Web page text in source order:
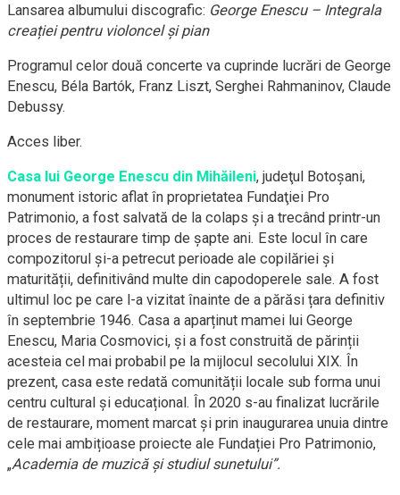
Lansarea albumului discografic: George Enescu – Integrala
creației pentru violoncel și pian
Programul celor două concerte va cuprinde lucrări de George
Enescu, Béla Bartók, Franz Liszt, Serghei Rahmaninov, Claude
Debussy.
Acces liber.
Casa lui George Enescu din Mihăileni, judeţul Botoșani,
monument istoric aflat în proprietatea Fundaţiei Pro
Patrimonio, a fost salvată de la colaps şi a trecând printr-un
proces de restaurare timp de şapte ani. Este locul în care
compozitorul și-a petrecut perioade ale copilăriei și
maturității, definitivând multe din capodoperele sale. A fost
ultimul loc pe care l-a vizitat înainte de a părăsi țara definitiv
în septembrie 1946. Casa a aparținut mamei lui George
Enescu, Maria Cosmovici, și a fost construită de părinții
acesteia cel mai probabil pe la mijlocul secolului XIX. În
prezent, casa este redată comunității locale sub forma unui
centru cultural şi educațional. În 2020 s-au finalizat lucrările
de restaurare, moment marcat și prin inaugurarea unuia dintre
cele mai ambițioase proiecte ale Fundației Pro Patrimonio,
„Academia de muzică și studiul sunetului”.